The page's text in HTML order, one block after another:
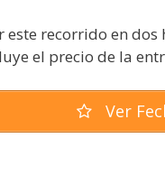
este recorrido en
el precio de la
Ver